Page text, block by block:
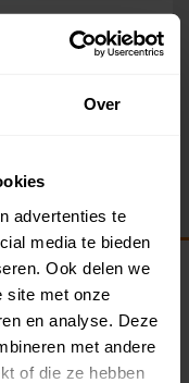
Over
advertenties te
media te bieden
Ook delen we
site met onze
en analyse. Deze
met andere
of die ze hebben